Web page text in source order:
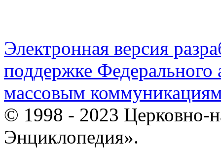
Электронная версия
поддержке Федерального
массовым
© 1998 - 2023 Церковно-
Энциклопедия».